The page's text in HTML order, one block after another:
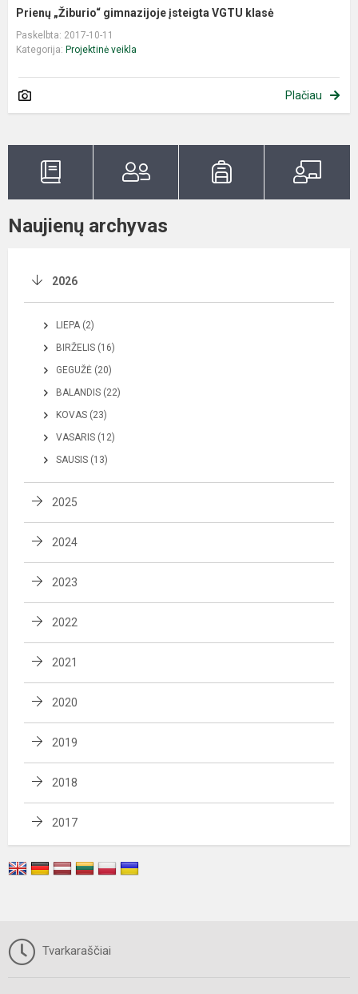
Prienų „Žiburio“ gimnazijoje įsteigta VGTU klasė
Paskelbta: 2017-10-11
Kategorija: Projektinė veikla
Plačiau
Naujienų archyvas
2026
LIEPA (2)
BIRŽELIS (16)
GEGUŽĖ (20)
BALANDIS (22)
KOVAS (23)
VASARIS (12)
SAUSIS (13)
2025
2024
2023
2022
2021
2020
2019
2018
2017
Tvarkaraščiai